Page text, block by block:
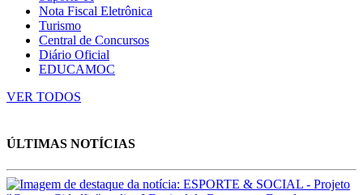
Nota Fiscal Eletrônica
Turismo
Central de Concursos
Diário Oficial
EDUCAMOC
VER TODOS
ÚLTIMAS NOTÍCIAS